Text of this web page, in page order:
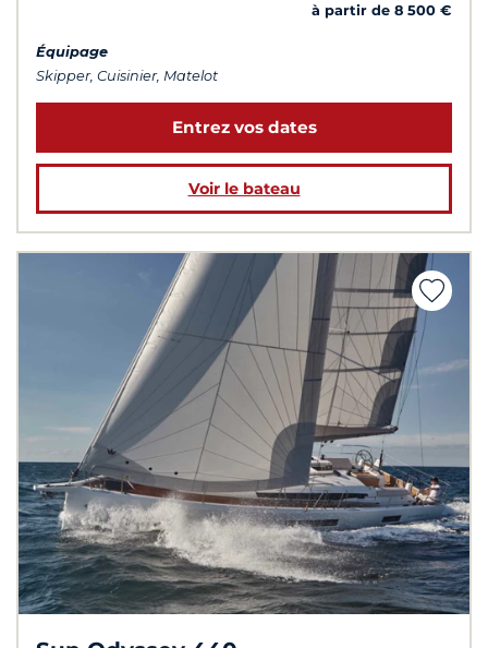
à partir de 8 500 €
Équipage
Skipper, Cuisinier, Matelot
Entrez vos dates
Voir le bateau